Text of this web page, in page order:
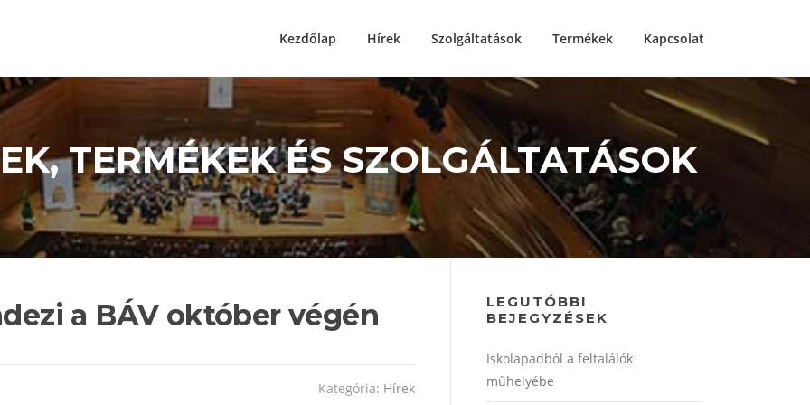
Kezdőlap Hírek Szolgáltatások Termékek Kapcsolat
TERMÉKEK ÉS SZOLGÁLTATÁSOK
a BÁV október végén
Kategória: Hírek
LEGUTÓBBI
BEJEGYZÉSEK
Iskolapadból a feltalálók
műhelyébe